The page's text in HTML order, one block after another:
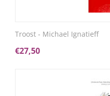
Troost - Michael Ignatieff
€27,50